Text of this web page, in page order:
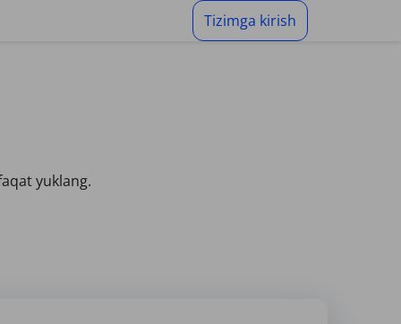
Tizimga kirish
yuklang.